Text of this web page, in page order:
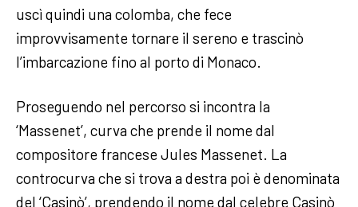
uscì quindi una colomba, che fece
improvvisamente tornare il sereno e trascinò
l’imbarcazione fino al porto di Monaco.
Proseguendo nel percorso si incontra la
‘Massenet’, curva che prende il nome dal
compositore francese Jules Massenet. La
controcurva che si trova a destra poi è denominata
del ‘Casinò’, prendendo il nome dal celebre Casinò